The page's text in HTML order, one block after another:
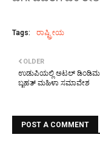
Tags: ರಾಷ್ಟ್ರೀಯ
OLDER
ಉಡುಪಿಯಲ್ಲಿ ಅಟಲ್
ಬೃಹತ್ ಮಹಿಳಾ ಸಮಾವೇಶ
POST A COMMENT